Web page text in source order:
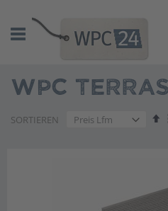
WPC
SORTIEREN